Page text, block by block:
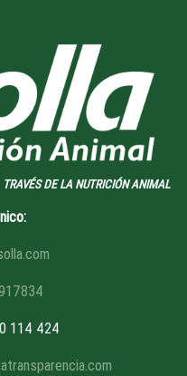
DE LA NUTRICIÓN ANIMAL
114 424